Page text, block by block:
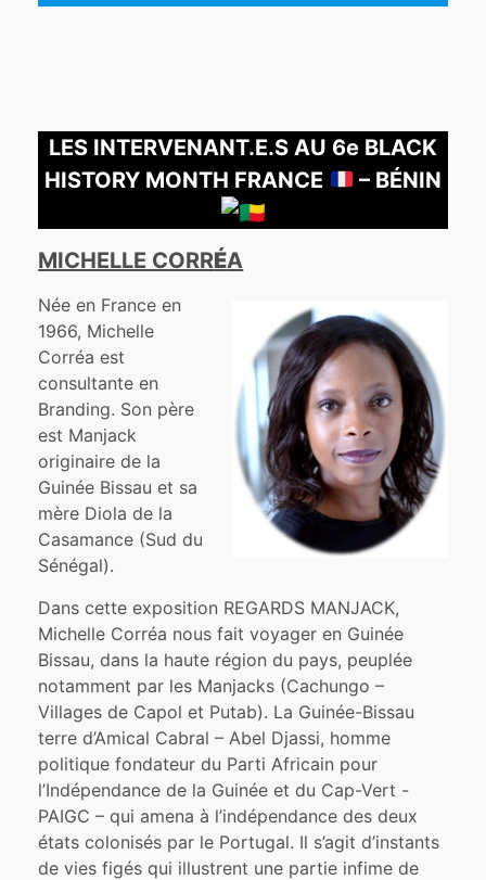
LES INTERVENANT.E.S AU 6e BLACK
HISTORY MONTH FRANCE
– BÉNIN
MICHELLE CORRÉA
Née en France en
1966, Michelle
Corréa est
consultante en
Branding. Son père
est Manjack
originaire de la
Guinée Bissau et sa
mère Diola de la
Casamance (Sud du
Sénégal).
Dans cette exposition REGARDS MANJACK,
Michelle Corréa nous fait voyager en Guinée
Bissau, dans la haute région du pays, peuplée
notamment par les Manjacks (Cachungo –
Villages de Capol et Putab). La Guinée-Bissau
terre d’Amical Cabral – Abel Djassi, homme
politique fondateur du Parti Africain pour
l’Indépendance de la Guinée et du Cap-Vert -
PAIGC – qui amena à l’indépendance des deux
états colonisés par le Portugal. Il s’agit d’instants
de vies figés qui illustrent une partie infime de